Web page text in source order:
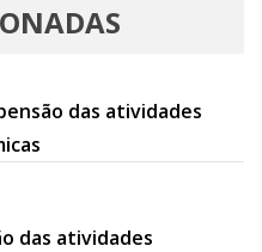
das atividades
das atividades